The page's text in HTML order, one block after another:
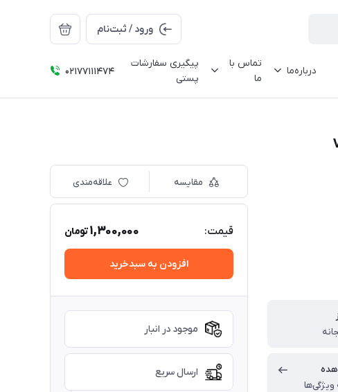
ورود / ثبت‌نام
درباره‌ما
تماس با
ما
پیگیری سفارشات
پستی
02177111474
مقایسه علاقه‌مندی
قیمت: 1,300,000تومان
افزودن به سبدخرید
موجود در انبار
ارسال سریع